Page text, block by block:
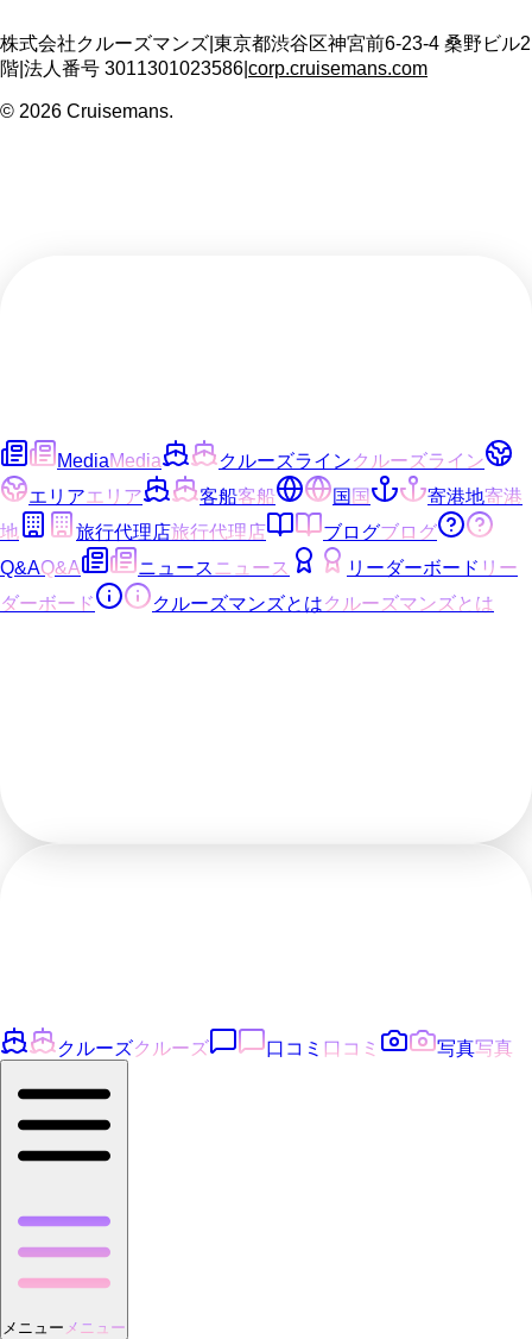
株式会社クルーズマンズ 東京都渋谷区神宮前6-23-4 桑野ビル2
階 法人番号 3011301023586 corp.cruisemans.com
© 2026 Cruisemans.
MediaMedia クルーズラインクルーズライン
エリアエリア 客船客船 国国 寄港地寄港
地
旅行代理店旅行代理店 ブログブログ
Q&AQ&A ニュース ニュース リーダーボード リー
ダーボード
クルーズマンズとはクルーズマンズとは
クルーズクルーズ 口コミ 口コミ 写真写真
メニュー メニュー